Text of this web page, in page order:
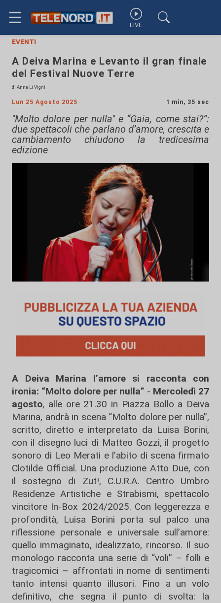
☰ LIVE
eventi
A Deiva Marina e Levanto il gran finale
del Festival Nuove Terre
di Anna Li Vigni
Lun 25 Agosto 2025 1 min, 35 sec
"Molto dolore per nulla" e “Gaia, come stai?”:
due spettacoli che parlano d’amore, crescita e
cambiamento chiudono la tredicesima
edizione
A Deiva Marina l’amore si racconta con
ironia: “Molto dolore per nulla” - Mercoledì 27
agosto, alle ore 21.30 in Piazza Bollo a Deiva
Marina, andrà in scena “Molto dolore per nulla”,
scritto, diretto e interpretato da Luisa Borini,
con il disegno luci di Matteo Gozzi, il progetto
sonoro di Leo Merati e l’abito di scena firmato
Clotilde Official. Una produzione Atto Due, con
il sostegno di Zut!, C.U.R.A. Centro Umbro
Residenze Artistiche e Strabismi, spettacolo
vincitore In-Box 2024/2025. Con leggerezza e
profondità, Luisa Borini porta sul palco una
riflessione personale e universale sull’amore:
quello immaginato, idealizzato, rincorso. Il suo
monologo racconta una serie di “voli” – folli e
tragicomici – affrontati in nome di sentimenti
tanto intensi quanto illusori. Fino a un volo
definitivo, che segna il punto di svolta: la